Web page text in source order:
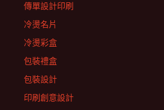
傳單設計印刷
冷燙名片
冷燙彩盒
包裝禮盒
包裝設計
印刷創意設計